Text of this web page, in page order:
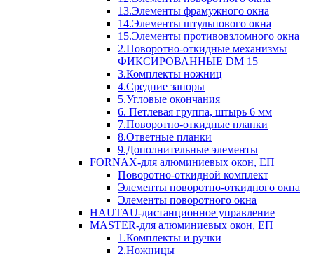
13.Элементы фрамужного окна
14.Элементы штульпового окна
15.Элементы противовзломного окна
2.Поворотно-откидные механизмы
ФИКСИРОВАННЫЕ DM 15
3.Комплекты ножниц
4.Средние запоры
5.Угловые окончания
6. Петлевая группа, штырь 6 мм
7.Поворотно-откидные планки
8.Ответные планки
9.Дополнительные элементы
FORNAX-для алюминиевых окон, ЕП
Поворотно-откидной комплект
Элементы поворотно-откидного окна
Элементы поворотного окна
HAUTAU-дистанционное управление
MASTER-для алюминиевых окон, ЕП
1.Комплекты и ручки
2.Ножницы